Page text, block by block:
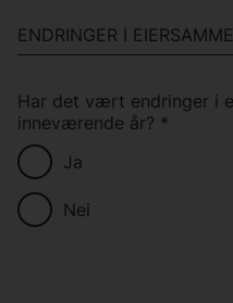
ENDRINGER I
Har det vært endringer i
inneværende år? *
Ja
Nei